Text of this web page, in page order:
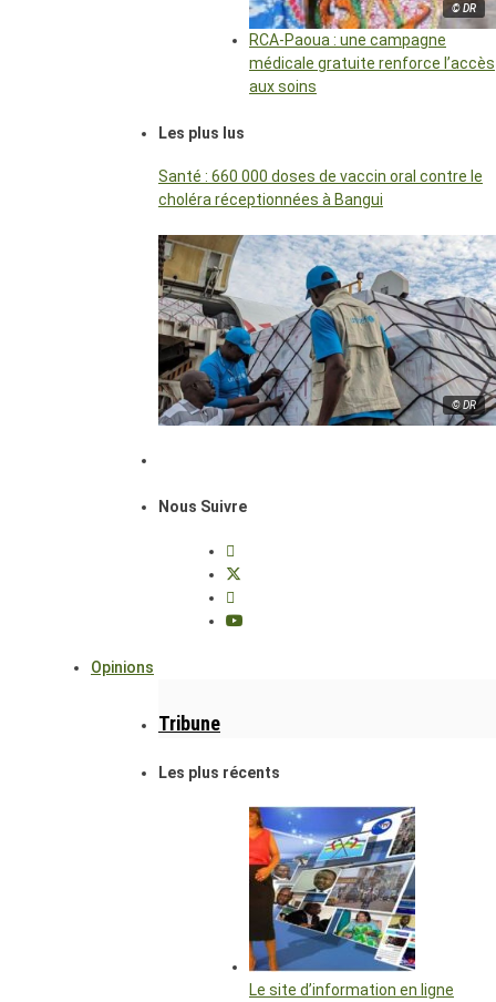
© DR
RCA-Paoua : une campagne
médicale gratuite renforce l’accès
aux soins
Les plus lus
Santé : 660 000 doses de vaccin oral contre le
choléra réceptionnées à Bangui
© DR
Nous Suivre
Opinions
Tribune
Les plus récents
Le site d’information en ligne